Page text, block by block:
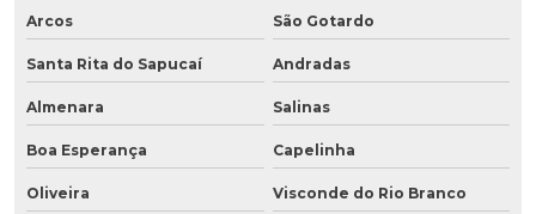
Arcos São Gotardo
Santa Rita do Sapucaí Andradas
Almenara Salinas
Boa Esperança Capelinha
Oliveira Visconde do Rio Branco